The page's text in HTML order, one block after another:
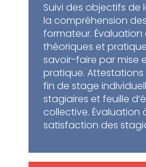
Suivi des objectifs
la compréhension
formateur.
théoriques et
savoir-faire par mise
pratique.
fin de stage
stagiaires et feuille
collective. Évaluation
satisfaction des